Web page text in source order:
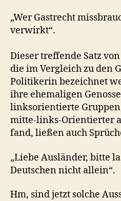
„Wer Gastrecht
verwirkt“.
Dieser treffende Satz
die im Vergleich zu den
Politikerin bezeichnet
ihre ehemaligen
linksorientierte
mitte-links-Orientierter
fand, ließen auch
„Liebe Ausländer, bitte
Deutschen nicht allein“.
Hm, sind jetzt solche